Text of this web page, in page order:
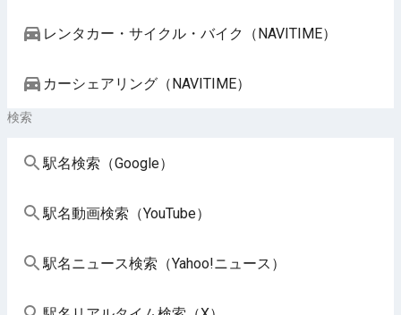
レンタカー・サイクル・バイク（NAVITIME）
カーシェアリング（NAVITIME）
検索
駅名検索（Google）
駅名動画検索（YouTube）
駅名ニュース検索（Yahoo!ニュース）